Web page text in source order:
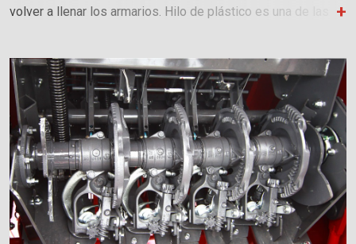
volver a llenar los armarios. Hilo de plástico es una de las
el productor y el usuario final.